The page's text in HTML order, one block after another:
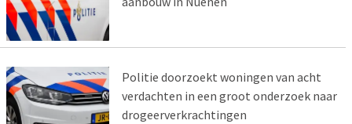
Politie doorzoekt woningen van acht
verdachten in een groot onderzoek naar
drogeerverkrachtingen